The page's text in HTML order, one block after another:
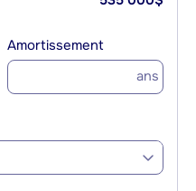
Amortissement
ans